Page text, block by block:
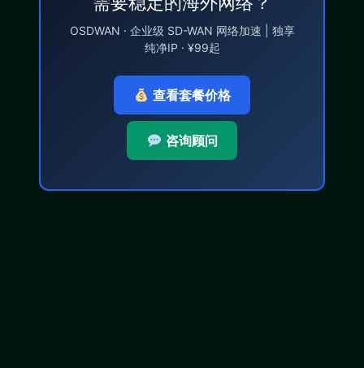
OSDWAN · 企业级 SD-WAN 网络加速 | 独享
纯净IP · ¥99起
查看套餐价格
咨询顾问